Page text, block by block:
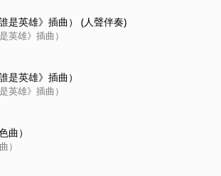
是英雄》插曲） (人聲伴奏)
英雄》插曲）
是英雄》插曲）
英雄》插曲）
曲）
）